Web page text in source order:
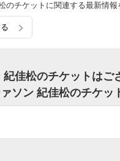
チケットに関連する最新情報
佳松のチケットはご
ソン 紀佳松のチケッ